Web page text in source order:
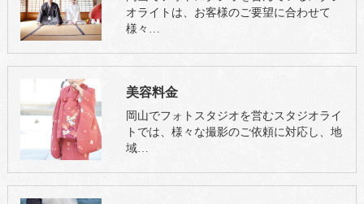
オライトは、お客様のご要望に合わせて
様々…
美容料金
岡山でフォトスタジオを営むスタジオライ
トでは、様々な撮影のご依頼に対応し、地
域…